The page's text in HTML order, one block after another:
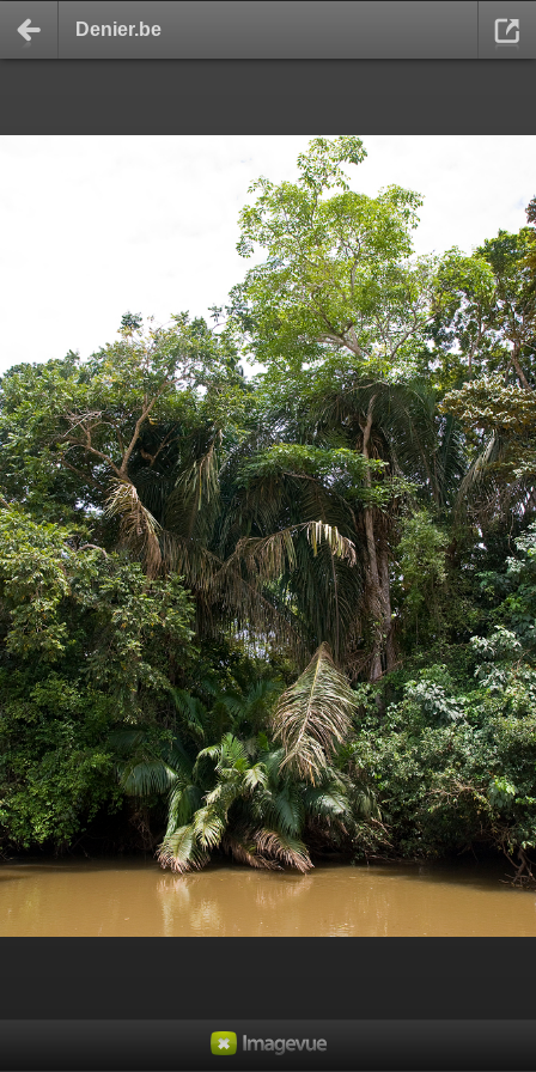
Denier.be